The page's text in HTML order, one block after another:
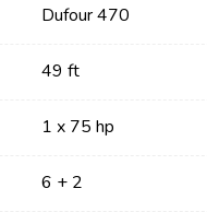
Dufour 470
49 ft
1 x 75 hp
6 + 2